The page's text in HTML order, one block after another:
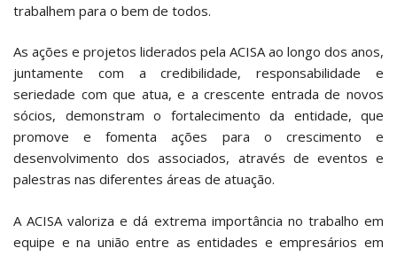
trabalhem para o bem de todos.
As ações e projetos liderados pela ACISA ao longo dos anos,
juntamente com a credibilidade, responsabilidade e
seriedade com que atua, e a crescente entrada de novos
sócios, demonstram o fortalecimento da entidade, que
promove e fomenta ações para o crescimento e
desenvolvimento dos associados, através de eventos e
palestras nas diferentes áreas de atuação.
A ACISA valoriza e dá extrema importância no trabalho em
equipe e na união entre as entidades e empresários em